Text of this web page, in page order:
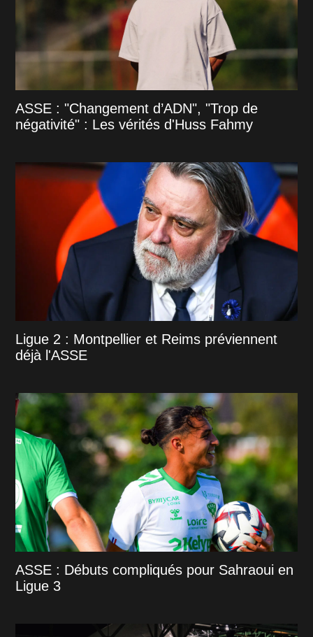
ASSE : "Changement d’ADN", "Trop de
négativité" : Les vérités d'Huss Fahmy
Ligue 2 : Montpellier et Reims préviennent
déjà l'ASSE
ASSE : Débuts compliqués pour Sahraoui en
Ligue 3